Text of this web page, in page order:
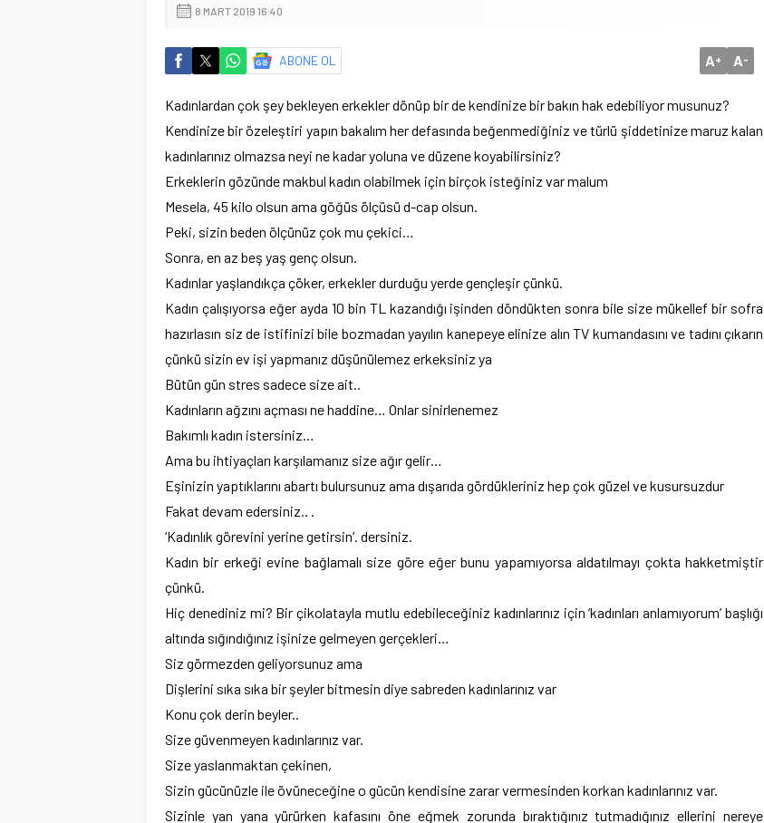
8 MART 2019 16:40
ABONE OL A+ A-
Kadınlardan çok şey bekleyen erkekler dönüp bir de kendinize bir bakın hak edebiliyor musunuz?
Kendinize bir özeleştiri yapın bakalım her defasında beğenmediğiniz ve türlü şiddetinize maruz kalan
kadınlarınız olmazsa neyi ne kadar yoluna ve düzene koyabilirsiniz?
Erkeklerin gözünde makbul kadın olabilmek için birçok isteğiniz var malum
Mesela, 45 kilo olsun ama göğüs ölçüsü d-cap olsun.
Peki, sizin beden ölçünüz çok mu çekici…
Sonra, en az beş yaş genç olsun.
Kadınlar yaşlandıkça çöker, erkekler durduğu yerde gençleşir çünkü.
Kadın çalışıyorsa eğer ayda 10 bin TL kazandığı işinden döndükten sonra bile size mükellef bir sofra
hazırlasın siz de istifinizi bile bozmadan yayılın kanepeye elinize alın TV kumandasını ve tadını çıkarın
çünkü sizin ev işi yapmanız düşünülemez erkeksiniz ya
Bütün gün stres sadece size ait..
Kadınların ağzını açması ne haddine… Onlar sinirlenemez
Bakımlı kadın istersiniz…
Ama bu ihtiyaçları karşılamanız size ağır gelir…
Eşinizin yaptıklarını abartı bulursunuz ama dışarıda gördükleriniz hep çok güzel ve kusursuzdur
Fakat devam edersiniz.. .
‘Kadınlık görevini yerine getirsin’. dersiniz.
Kadın bir erkeği evine bağlamalı size göre eğer bunu yapamıyorsa aldatılmayı çokta hakketmiştir
çünkü.
Hiç denediniz mi? Bir çikolatayla mutlu edebileceğiniz kadınlarınız için ‘kadınları anlamıyorum’ başlığı
altında sığındığınız işinize gelmeyen gerçekleri…
Siz görmezden geliyorsunuz ama
Dişlerini sıka sıka bir şeyler bitmesin diye sabreden kadınlarınız var
Konu çok derin beyler..
Size güvenmeyen kadınlarınız var.
Size yaslanmaktan çekinen,
Sizin gücünüzle ile övüneceğine o gücün kendisine zarar vermesinden korkan kadınlarınız var.
Sizinle yan yana yürürken kafasını öne eğmek zorunda bıraktığınız tutmadığınız ellerini nereye